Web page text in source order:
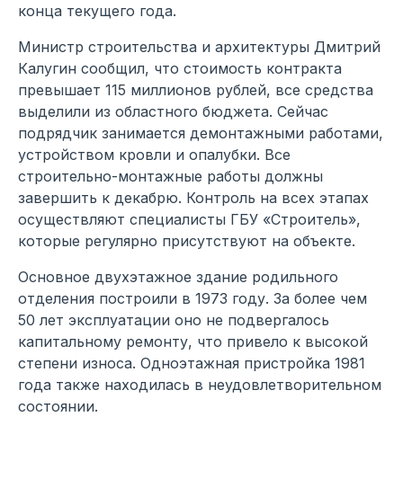
конца текущего года.
Министр строительства и архитектуры Дмитрий
Калугин сообщил, что стоимость контракта
превышает 115 миллионов рублей, все средства
выделили из областного бюджета. Сейчас
подрядчик занимается демонтажными работами,
устройством кровли и опалубки. Все
строительно-монтажные работы должны
завершить к декабрю. Контроль на всех этапах
осуществляют специалисты ГБУ «Строитель»,
которые регулярно присутствуют на объекте.
Основное двухэтажное здание родильного
отделения построили в 1973 году. За более чем
50 лет эксплуатации оно не подвергалось
капитальному ремонту, что привело к высокой
степени износа. Одноэтажная пристройка 1981
года также находилась в неудовлетворительном
состоянии.